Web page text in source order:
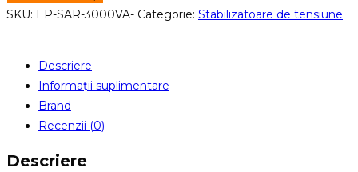
de
3000VA
SKU: EP-SAR-3000VA- Categorie: Stabilizatoare de tensiune
Descriere
Informații suplimentare
Brand
Recenzii (0)
Descriere